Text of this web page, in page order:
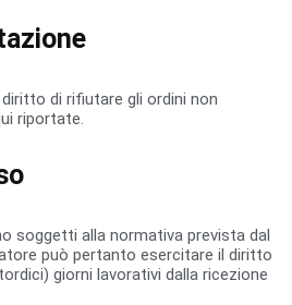
di rifiutare gli ordini non
riportate.
soggetti alla normativa prevista dal
può pertanto esercitare il diritto
giorni lavorativi dalla ricezione